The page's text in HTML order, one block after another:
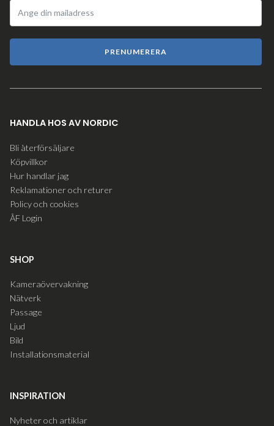
PRENUMERERA
HANDLA HOS AV NORDIC
Bli återförsäljare
Köpvillkor
Hur handlar jag
Reklamationer och returer
Policy och cookies
ÅF Login
SHOP
Kameraövervakning
Nätverk
Passage
Ljud
Bild
Installationsmaterial
INSPIRATION
Nyheter och artiklar